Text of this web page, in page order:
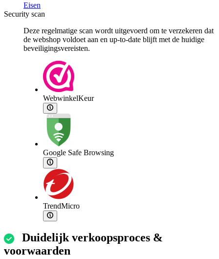
Eisen
Security scan
Deze regelmatige scan wordt uitgevoerd om te verzekeren dat
de webshop voldoet aan en up-to-date blijft met de huidige
beveiligingsvereisten.
WebwinkelKeur
Google Safe Browsing
TrendMicro
Duidelijk verkoopsproces &
voorwaarden